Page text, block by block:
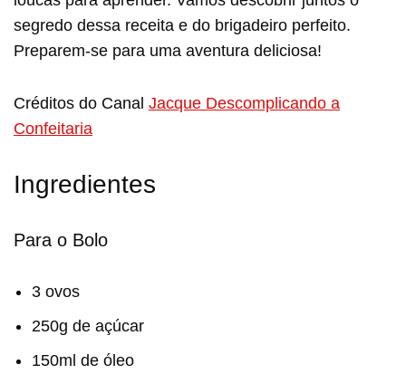
segredo dessa receita e do brigadeiro perfeito.
Preparem-se para uma aventura deliciosa!
Créditos do Canal Jacque Descomplicando a
Confeitaria
Ingredientes
Para o Bolo
3 ovos
250g de açúcar
150ml de óleo